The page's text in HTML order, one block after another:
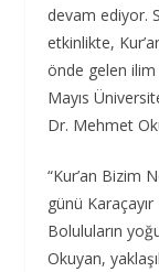
devam ediyor.
etkinlikte,
önde gelen ilim
Mayıs
Dr. Mehmet
“Kur’an Bizim
günü
Boluluların
Okuyan,